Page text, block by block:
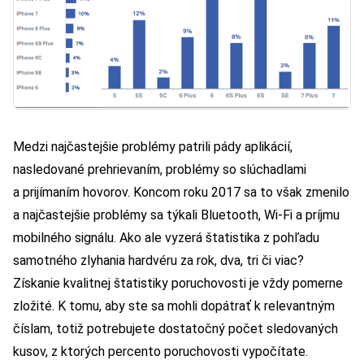
Medzi najčastejšie problémy patrili pády aplikácií,
nasledované prehrievaním, problémy so slúchadlami
a prijímaním hovorov. Koncom roku 2017 sa to však zmenilo
a najčastejšie problémy sa týkali Bluetooth, Wi-Fi a príjmu
mobilného signálu. Ako ale vyzerá štatistika z pohľadu
samotného zlyhania hardvéru za rok, dva, tri či viac?
Získanie kvalitnej štatistiky poruchovosti je vždy pomerne
zložité. K tomu, aby ste sa mohli dopátrať k relevantným
číslam, totiž potrebujete dostatočný počet sledovaných
kusov, z ktorých percento poruchovosti vypočítate.